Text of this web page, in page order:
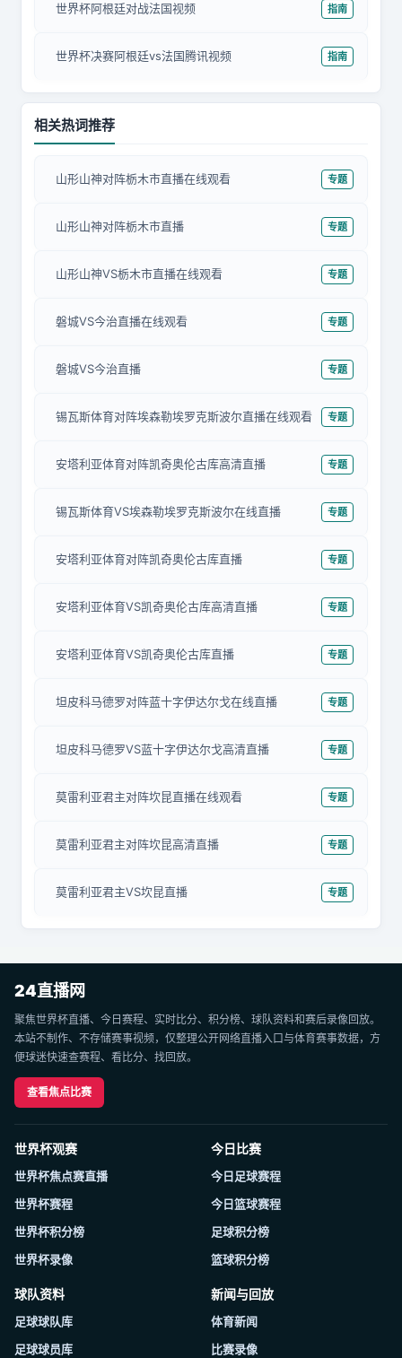
世界杯阿根廷对战法国视频 指南
世界杯决赛阿根廷vs法国腾讯视频 指南
相关热词推荐
山形山神对阵栃木市直播在线观看 专题
山形山神对阵栃木市直播 专题
山形山神VS栃木市直播在线观看 专题
磐城VS今治直播在线观看 专题
磐城VS今治直播 专题
锡瓦斯体育对阵埃森勒埃罗克斯波尔直播在线观看 专题
安塔利亚体育对阵凯奇奥伦古库高清直播 专题
锡瓦斯体育VS埃森勒埃罗克斯波尔在线直播 专题
安塔利亚体育对阵凯奇奥伦古库直播 专题
安塔利亚体育VS凯奇奥伦古库高清直播 专题
安塔利亚体育VS凯奇奥伦古库直播 专题
坦皮科马德罗对阵蓝十字伊达尔戈在线直播 专题
坦皮科马德罗VS蓝十字伊达尔戈高清直播 专题
莫雷利亚君主对阵坎昆直播在线观看 专题
莫雷利亚君主对阵坎昆高清直播 专题
莫雷利亚君主VS坎昆直播 专题
24直播网
聚焦世界杯直播、今日赛程、实时比分、积分榜、球队资料和赛后录像回放。
本站不制作、不存储赛事视频，仅整理公开网络直播入口与体育赛事数据，方
便球迷快速查赛程、看比分、找回放。
查看焦点比赛
世界杯观赛
世界杯焦点赛直播
世界杯赛程
世界杯积分榜
世界杯录像
今日比赛
今日足球赛程
今日篮球赛程
足球积分榜
篮球积分榜
球队资料
足球球队库
足球球员库
新闻与回放
体育新闻
比赛录像